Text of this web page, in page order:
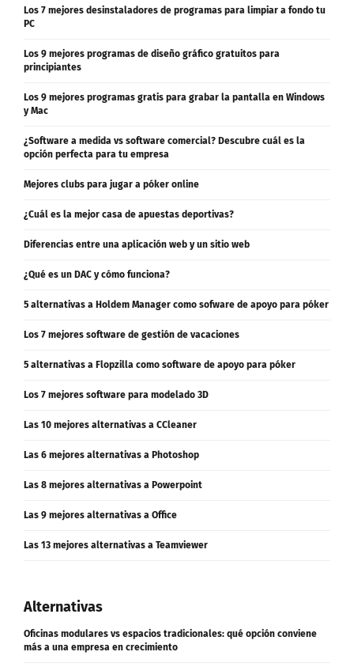
Los 7 mejores desinstaladores de programas para limpiar a fondo tu
PC
Los 9 mejores programas de diseño gráfico gratuitos para
principiantes
Los 9 mejores programas gratis para grabar la pantalla en Windows
y Mac
¿Software a medida vs software comercial? Descubre cuál es la
opción perfecta para tu empresa
Mejores clubs para jugar a póker online
¿Cuál es la mejor casa de apuestas deportivas?
Diferencias entre una aplicación web y un sitio web
¿Qué es un DAC y cómo funciona?
5 alternativas a Holdem Manager como sofware de apoyo para póker
Los 7 mejores software de gestión de vacaciones
5 alternativas a Flopzilla como software de apoyo para póker
Los 7 mejores software para modelado 3D
Las 10 mejores alternativas a CCleaner
Las 6 mejores alternativas a Photoshop
Las 8 mejores alternativas a Powerpoint
Las 9 mejores alternativas a Office
Las 13 mejores alternativas a Teamviewer
Alternativas
Oficinas modulares vs espacios tradicionales: qué opción conviene
más a una empresa en crecimiento